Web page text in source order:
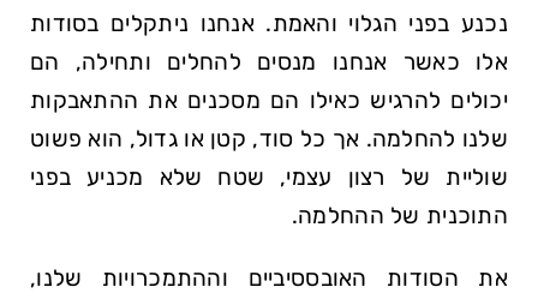
נכנע בפני הגלוי והאמת. אנחנו ניתקלים בסודות
אלו כאשר אנחנו מנסים להחלים ותחילה, הם
יכולים להרגיש כאילו הם מסכנים את ההתאבקות
שלנו להחלמה. אך כל סוד, קטן או גדול, הוא פשוט
שוליית של רצון עצמי, שטח שלא מכניע בפני
התוכנית של ההחלמה.
את הסודות האובססיביים וההתמכרויות שלנו,